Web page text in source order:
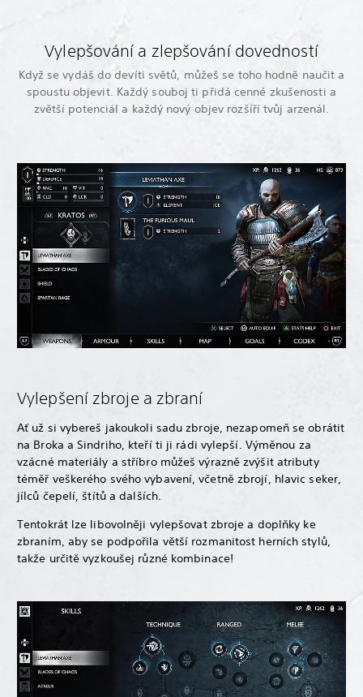
Vylepšování a zlepšování dovedností
Když se vydáš do devíti světů, můžeš se toho hodně naučit a
spoustu objevit. Každý souboj ti přidá cenné zkušenosti a
zvětší potenciál a každý nový objev rozšíří tvůj arzenál.
Vylepšení zbroje a zbraní
Ať už si vybereš jakoukoli sadu zbroje, nezapomeň se obrátit
na Broka a Sindriho, kteří ti ji rádi vylepší. Výměnou za
vzácné materiály a stříbro můžeš výrazně zvýšit atributy
téměř veškerého svého vybavení, včetně zbrojí, hlavic seker,
jílců čepelí, štítů a dalších.
Tentokrát lze libovolněji vylepšovat zbroje a doplňky ke
zbraním, aby se podpořila větší rozmanitost herních stylů,
takže určitě vyzkoušej různé kombinace!